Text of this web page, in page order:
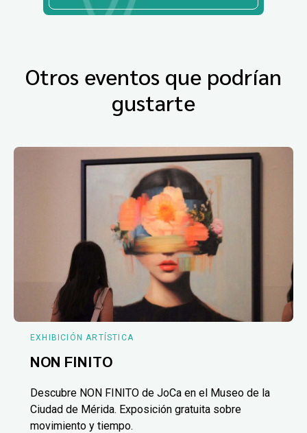
Otros eventos que podrían
gustarte
EXHIBICIÓN ARTÍSTICA
NON FINITO
Descubre NON FINITO de JoCa en el Museo de la
Ciudad de Mérida. Exposición gratuita sobre
movimiento y tiempo.